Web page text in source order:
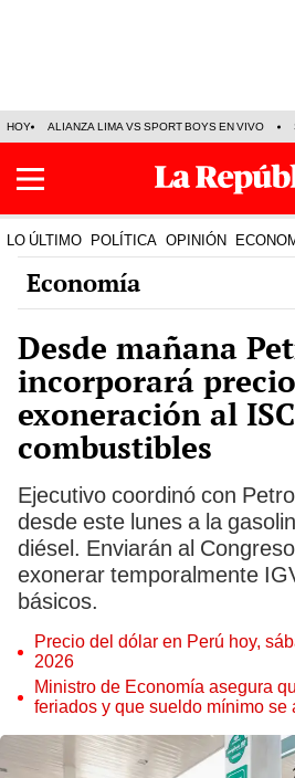
HOY ALIANZA LIMA VS SPORT BOYS EN VIVO
LO ÚLTIMO POLÍTICA OPINIÓN
Economía
Desde mañana
incorporará
exoneración al
combustibles
Ejecutivo coordinó con
desde este lunes a la
diésel. Enviarán al
exonerar temporalmente
básicos.
Precio del dólar en Perú hoy,
2026
Ministro de Economía asegura
feriados y que sueldo mínimo se